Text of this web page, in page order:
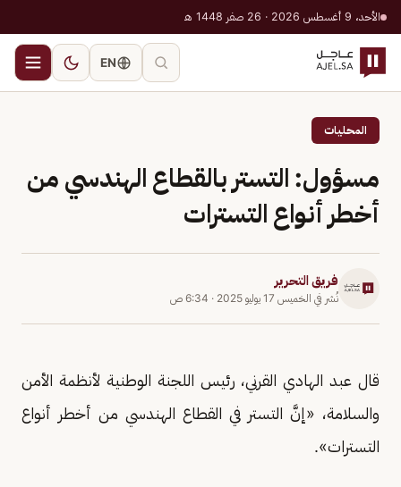
الأحد، 9 أغسطس 2026 · 26 صفر 1448 هـ
EN
المحليات
مسؤول: التستر بالقطاع الهندسي من
أخطر أنواع التسترات
فريق التحرير
نُشر في الخميس 17 يوليو 2025 · 6:34 ص
قال عبد الهادي القرني، رئيس اللجنة الوطنية لأنظمة الأمن
والسلامة، «إنَّ التستر في القطاع الهندسي من أخطر أنواع
التسترات».